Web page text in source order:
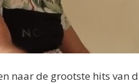
naar de grootste hits van